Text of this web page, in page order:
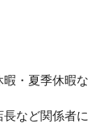
・夏季休暇な
など関係者に